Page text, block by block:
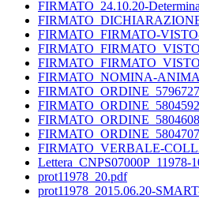
FIRMATO_24.10.20-
FIRMATO_FIRMATO-
FIRMATO_NOMINA-
FIRMATO_VERBALE-
Lettera_CNPS07000P_11978-
prot11978_20.pdf
prot11978_2015.06.20-